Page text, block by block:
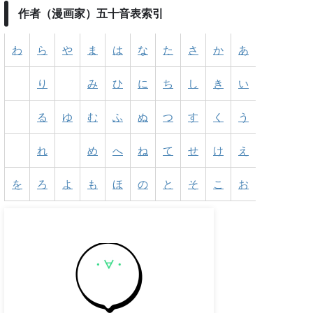
作者（漫画家）五十音表索引
わ ら や ま は な た さ か あ
り み ひ に ち し き い
る ゆ む ふ ぬ つ す く う
れ め へ ね て せ け え
を ろ よ も ほ の と そ こ お